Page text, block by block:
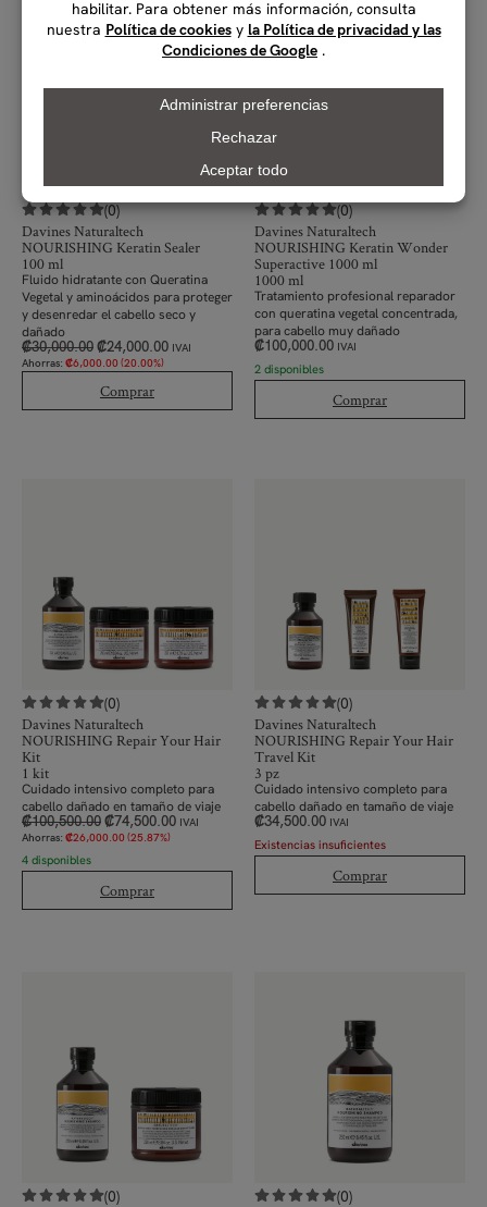
(0)
Davines Naturaltech
NOURISHING Keratin Sealer
100 ml
Fluido hidratante con Queratina
Vegetal y aminoácidos para proteger
y desenredar el cabello seco y
dañado
₡30,000.00₡24,000.00 IVAI
Ahorras: ₡6,000.00(20.00%)
Comprar
(0)
Davines Naturaltech
NOURISHING Keratin Wonder
Superactive 1000 ml
1000 ml
Tratamiento profesional reparador
con queratina vegetal concentrada,
para cabello muy dañado
₡100,000.00 IVAI
2 disponibles
Comprar
(0)
Davines Naturaltech
NOURISHING Repair Your Hair
Kit
1 kit
Cuidado intensivo completo para
cabello dañado en tamaño de viaje
₡100,500.00₡74,500.00 IVAI
Ahorras: ₡26,000.00(25.87%)
4 disponibles
Comprar
(0)
Davines Naturaltech
NOURISHING Repair Your Hair
Travel Kit
3 pz
Cuidado intensivo completo para
cabello dañado en tamaño de viaje
₡34,500.00 IVAI
Existencias insuficientes
Comprar
(0)
(0)